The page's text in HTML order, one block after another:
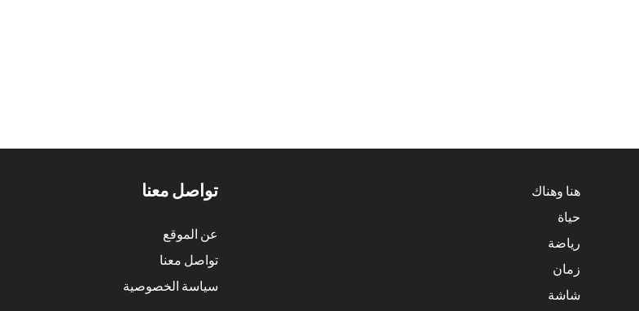
هنا وهناك
حياة
رياضة
زمان
شاشة
تواصل معنا
عن الموقع
تواصل معنا
سياسة الخصوصية